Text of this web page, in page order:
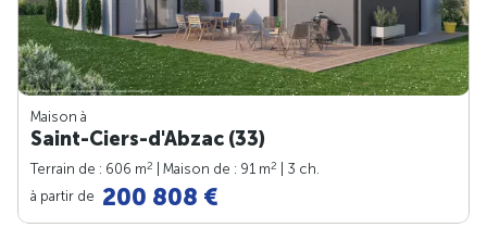
Maison à
Saint-Ciers-d'Abzac (33)
Terrain de : 606 m2 | Maison de : 91 m2
| 3 ch.
à partir de 200 808 €